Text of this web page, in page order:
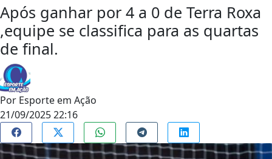
Após ganhar por 4 a 0 de Terra Roxa
,equipe se classifica para as quartas
de final.
Por Esporte em Ação
21/09/2025 22:16